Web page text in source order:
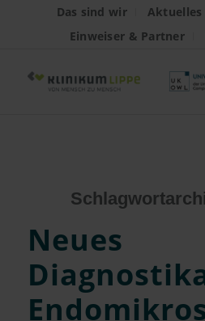
Das sind wir
Aktuelles
Einweiser & Partner
Neues